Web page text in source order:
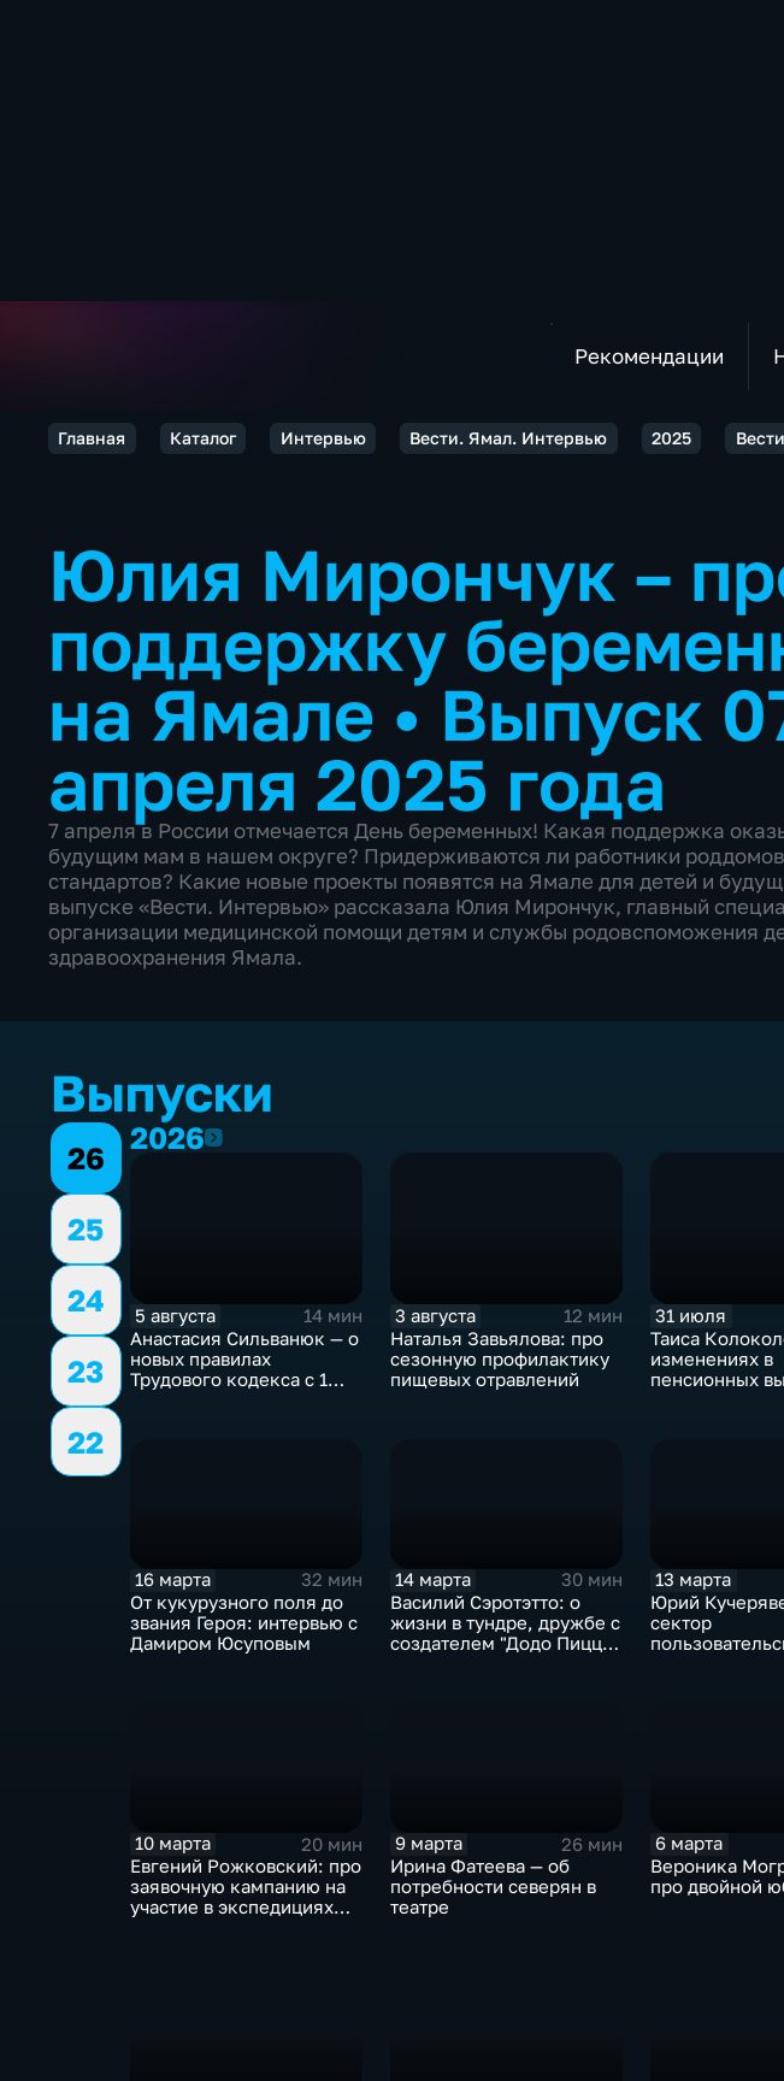
Рекомендации
Главная Каталог Интервью Вести. Ямал. Интервью 2025
Юлия Мирончук –
поддержку
на Ямале • Выпуск
апреля 2025 года
7 апреля в России отмечается День беременных! Какая поддержка
будущим мам в нашем округе? Придерживаются ли работники
стандартов? Какие новые проекты появятся на Ямале для детей и
выпуске «Вести. Интервью» рассказала Юлия Мирончук, главный
организации медицинской помощи детям и службы родовспоможения
здравоохранения Ямала.
Выпуски
26
25
24
23
22
20262026
5 августа
14 мин
Анастасия Сильванюк — о
новых правилах
Трудового кодекса с 1
3 августа
12 мин
Наталья Завьялова: про
сезонную профилактику
пищевых отравлений
31 июля
Таиса
изменениях в
пенсионных
16 марта
32 мин
От кукурузного поля до
звания Героя: интервью с
Дамиром Юсуповым
14 марта
30 мин
Василий Сэротэтто: о
жизни в тундре, дружбе с
создателем "Додо Пиццы"
13 марта
Юрий
сектор
10 марта
20 мин
Евгений Рожковский: про
заявочную кампанию на
участие в экспедициях
9 марта
26 мин
Ирина Фатеева — об
потребности северян в
театре
6 марта
Вероника
про двойной